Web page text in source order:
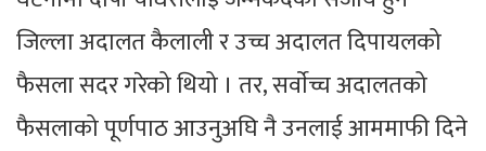
जिल्ला अदालत कैलाली र उच्च अदालत दिपायलको
फैसला सदर गरेको थियो । तर, सर्वाेच्च अदालतको
फैसलाको पूर्णपाठ आउनुअघि नै उनलाई आममाफी दिने